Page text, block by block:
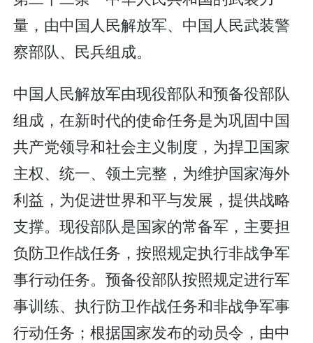
量，由中国人民解放军、中国人民武装警
察部队、民兵组成。
中国人民解放军由现役部队和预备役部队
组成，在新时代的使命任务是为巩固中国
共产党领导和社会主义制度，为捍卫国家
主权、统一、领土完整，为维护国家海外
利益，为促进世界和平与发展，提供战略
支撑。现役部队是国家的常备军，主要担
负防卫作战任务，按照规定执行非战争军
事行动任务。预备役部队按照规定进行军
事训练、执行防卫作战任务和非战争军事
行动任务；根据国家发布的动员令，由中